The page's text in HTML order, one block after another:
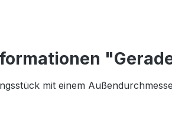
mit einem